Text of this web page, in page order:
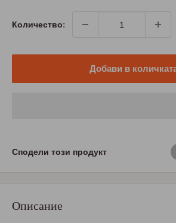
Количество:
Добави в
Сподели този продукт
Описание